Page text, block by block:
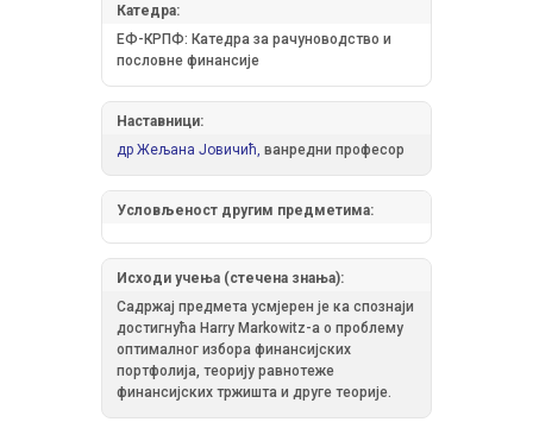
Катедра:
ЕФ-КРПФ: Катедра за рачуноводство и
пословне финансије
Наставници:
др Жељана Јовичић, ванредни професор
Условљеност другим предметима:
Исходи учења (стечена знања):
Садржај предмета усмјерен је ка спознаји
достигнућа Harry Markowitz-a о проблему
оптималног избора финансијских
портфолија, теорију равнотеже
финансијских тржишта и друге теорије.